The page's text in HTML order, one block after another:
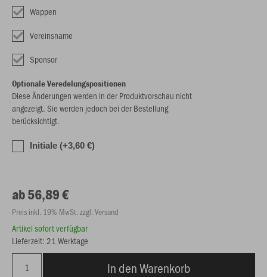
Wappen
Vereinsname
Sponsor
Optionale Veredelungspositionen
Diese Änderungen werden in der Produktvorschau nicht
angezeigt. Sie werden jedoch bei der Bestellung
berücksichtigt.
Initiale (+3,60 €)
ab 56,89 €
Preis inkl. 19% MwSt. zzgl. Versand
Artikel sofort verfügbar
Lieferzeit: 21 Werktage
In den Warenkorb